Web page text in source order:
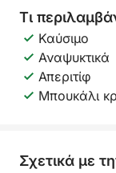
Τι
Καύσιμο
Αναψυκτικά
Απεριτίφ
Μπουκάλι
Σχετικά με